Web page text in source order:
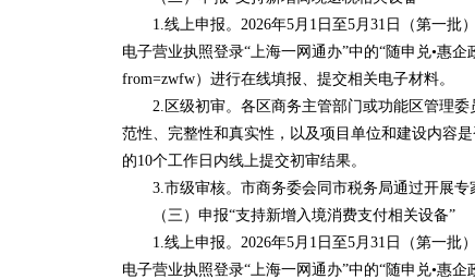
1.线上申报。2026年5月1日至5月31日（第一批）
电子营业执照登录“上海一网通办”中的“随申兑•惠企
from=zwfw）进行在线填报、提交相关电子材料。
2.区级初审。各区商务主管部门或功能区管理委
范性、完整性和真实性，以及项目单位和建设内容
的10个工作日内线上提交初审结果。
3.市级审核。市商务委会同市税务局通过开展专
（三）申报“支持新增入境消费支付相关设备”
1.线上申报。2026年5月1日至5月31日（第一批）
电子营业执照登录“上海一网通办”中的“随申兑•惠企